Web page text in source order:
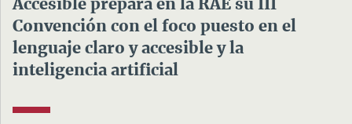
Accesible prepara en la RAE su III
Convención con el foco puesto en el
lenguaje claro y accesible y la
inteligencia artificial